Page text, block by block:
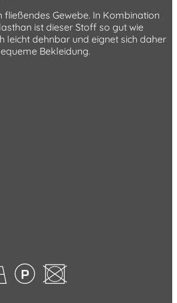
fließendes Gewebe. In Kombination
ist dieser Stoff so gut wie
leicht dehnbar und eignet sich daher
Bekleidung.